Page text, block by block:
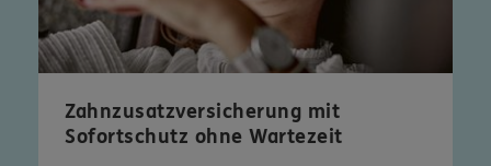
Zahnzusatzversicherung mit
Sofortschutz ohne Wartezeit